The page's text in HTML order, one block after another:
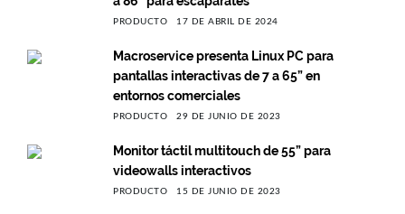
PRODUCTO 17 DE ABRIL DE 2024
Macroservice presenta Linux PC para
pantallas interactivas de 7 a 65” en
entornos comerciales
PRODUCTO 29 DE JUNIO DE 2023
Monitor táctil multitouch de 55” para
videowalls interactivos
PRODUCTO 15 DE JUNIO DE 2023